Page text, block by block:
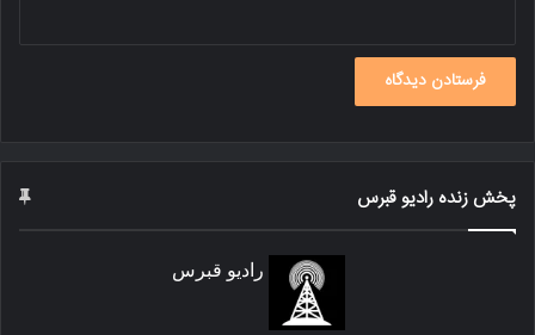
پخش زنده رادیو قبرس
رادیو قبرس